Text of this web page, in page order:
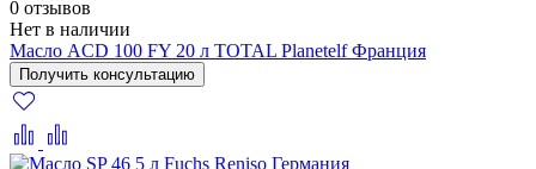
0 отзывов
Нет в наличии
Масло ACD 100 FY 20 л TOTAL Planetelf Франция
Получить консультацию